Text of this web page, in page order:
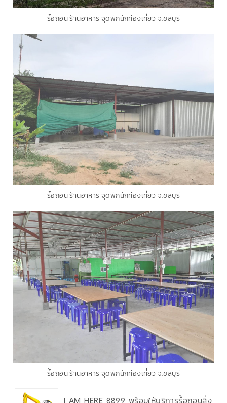
รื้อถอน ร้านอาหาร จุดพักนักท่องเที่ยว จ.ชลบุรี
รื้อถอน ร้านอาหาร จุดพักนักท่องเที่ยว จ.ชลบุรี
รื้อถอน ร้านอาหาร จุดพักนักท่องเที่ยว จ.ชลบุรี
I AM HERE 8899 พร้อมให้บริการรื้อถอนสิ่ง